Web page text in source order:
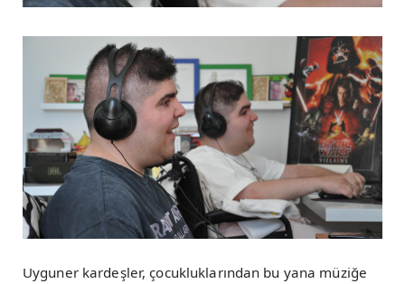
Uyguner kardeşler, çocukluklarından bu yana müziğe